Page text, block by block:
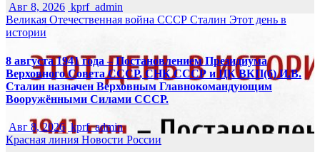
Авг 8, 2026 kprf_admin
Великая Отечественная война СССР Сталин Этот день в
истории
8 августа 1941 года – Постановлением Президиума
Верховного Совета СССР, СНК СССР и ЦК ВКП(б) И.В.
Сталин назначен Верховным Главнокомандующим
Вооружёнными Силами СССР.
Авг 8, 2026 kprf_admin
Красная линия Новости России